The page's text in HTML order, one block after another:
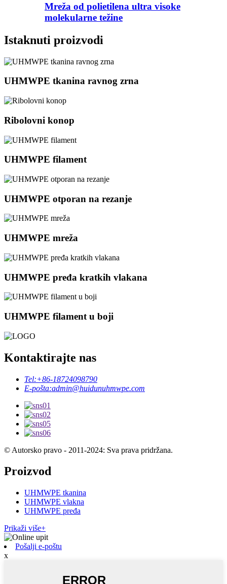
Mreža od polietilena ultra visoke
molekularne težine
Istaknuti proizvodi
UHMWPE tkanina ravnog zrna
Ribolovni konop
UHMWPE filament
UHMWPE otporan na rezanje
UHMWPE mreža
UHMWPE pređa kratkih vlakana
UHMWPE filament u boji
Kontaktirajte nas
Tel:+86-18724098790
E-pošta:admin@huidunuhmwpe.com
© Autorsko pravo - 2011-2024: Sva prava pridržana.
Proizvod
UHMWPE tkanina
UHMWPE vlakna
UHMWPE pređa
Prikaži više+
Pošalji e-poštu
x